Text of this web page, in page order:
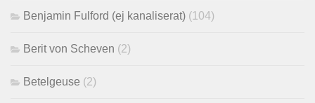
Benjamin Fulford (ej kanaliserat) (104)
Berit von Scheven (2)
Betelgeuse (2)